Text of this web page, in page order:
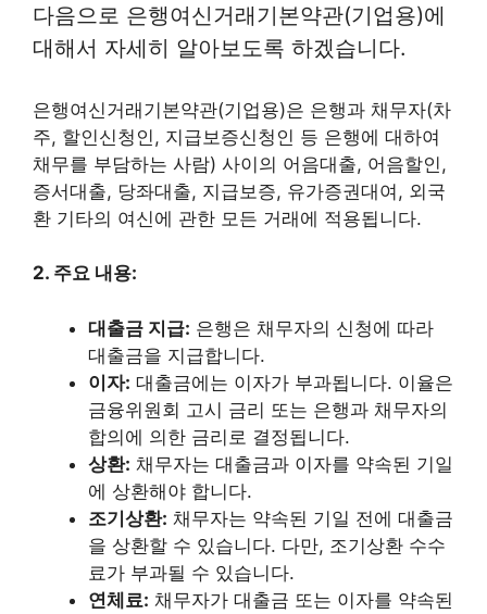
다음으로 은행여신거래기본약관(기업용)에
대해서 자세히 알아보도록 하겠습니다.
은행여신거래기본약관(기업용)은 은행과 채무자(차
주, 할인신청인, 지급보증신청인 등 은행에 대하여
채무를 부담하는 사람) 사이의 어음대출, 어음할인,
증서대출, 당좌대출, 지급보증, 유가증권대여, 외국
환 기타의 여신에 관한 모든 거래에 적용됩니다.
2. 주요 내용:
대출금 지급: 은행은 채무자의 신청에 따라
대출금을 지급합니다.
이자: 대출금에는 이자가 부과됩니다. 이율은
금융위원회 고시 금리 또는 은행과 채무자의
합의에 의한 금리로 결정됩니다.
상환: 채무자는 대출금과 이자를 약속된 기일
에 상환해야 합니다.
조기상환: 채무자는 약속된 기일 전에 대출금
을 상환할 수 있습니다. 다만, 조기상환 수수
료가 부과될 수 있습니다.
연체료: 채무자가 대출금 또는 이자를 약속된